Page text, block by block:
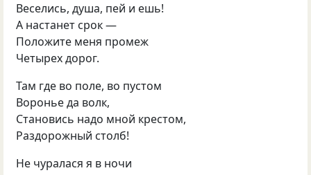
Веселись, душа, пей и ешь!
А настанет срок —
Положите меня промеж
Четырех дорог.
Там где во поле, во пустом
Воронье да волк,
Становись надо мной крестом,
Раздорожный столб!
Не чуралася я в ночи